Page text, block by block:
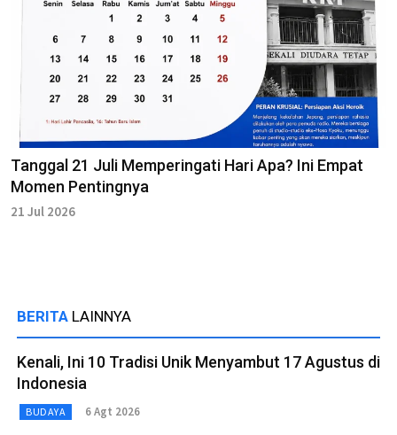
Tanggal 21 Juli Memperingati Hari Apa? Ini Empat
Momen Pentingnya
21 Jul 2026
BERITA LAINNYA
Kenali, Ini 10 Tradisi Unik Menyambut 17 Agustus di
Indonesia
BUDAYA 6 Agt 2026